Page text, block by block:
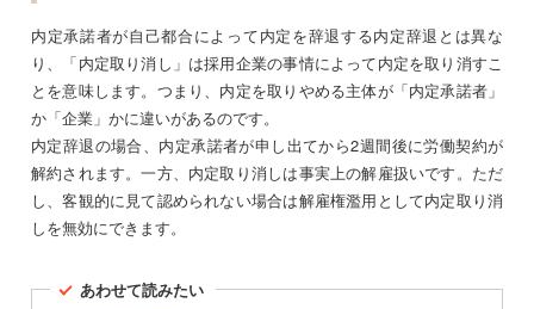
内定承諾者が自己都合によって内定を辞退する内定辞退とは異な
り、「内定取り消し」は採用企業の事情によって内定を取り消すこ
とを意味します。つまり、内定を取りやめる主体が「内定承諾者」
か「企業」かに違いがあるのです。
内定辞退の場合、内定承諾者が申し出てから2週間後に労働契約が
解約されます。一方、内定取り消しは事実上の解雇扱いです。ただ
し、客観的に見て認められない場合は解雇権濫用として内定取り消
しを無効にできます。
あわせて読みたい